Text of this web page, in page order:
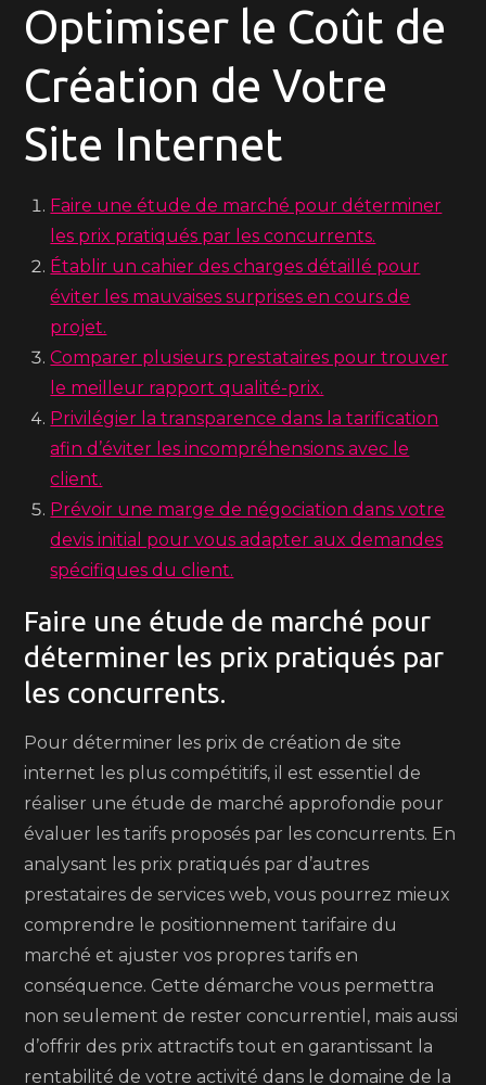
Optimiser le Coût de
Création de Votre
Site Internet
Faire une étude de marché pour déterminer
les prix pratiqués par les concurrents.
Établir un cahier des charges détaillé pour
éviter les mauvaises surprises en cours de
projet.
Comparer plusieurs prestataires pour trouver
le meilleur rapport qualité-prix.
Privilégier la transparence dans la tarification
afin d’éviter les incompréhensions avec le
client.
Prévoir une marge de négociation dans votre
devis initial pour vous adapter aux demandes
spécifiques du client.
Faire une étude de marché pour
déterminer les prix pratiqués par
les concurrents.
Pour déterminer les prix de création de site
internet les plus compétitifs, il est essentiel de
réaliser une étude de marché approfondie pour
évaluer les tarifs proposés par les concurrents. En
analysant les prix pratiqués par d’autres
prestataires de services web, vous pourrez mieux
comprendre le positionnement tarifaire du
marché et ajuster vos propres tarifs en
conséquence. Cette démarche vous permettra
non seulement de rester concurrentiel, mais aussi
d’offrir des prix attractifs tout en garantissant la
rentabilité de votre activité dans le domaine de la